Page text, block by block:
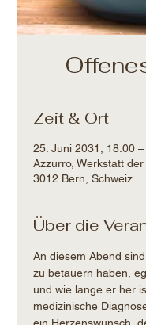
Zeit & Ort
25. Juni 2031, 18:00
Azzurro, Werkstatt
3012 Bern, Schweiz
Über die
An diesem Abend
zu betauern haben,
und wie lange er her
medizinische